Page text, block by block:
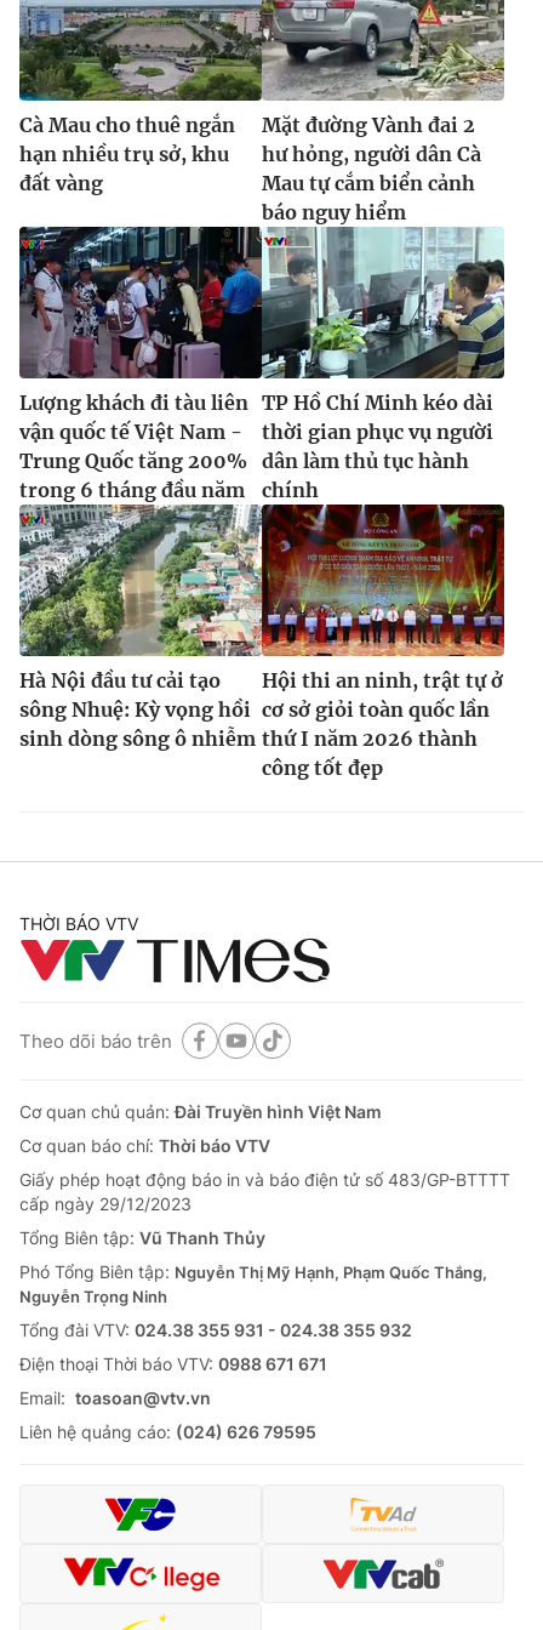
THỜI BÁO VTV
Theo dõi báo trên
Cơ quan chủ quản: Đài Truyền hình Việt Nam
Cơ quan báo chí:Thời báo VTV
Giấy phép hoạt động báo in và báo điện tử số 483/GP-BTTTT
cấp ngày 29/12/2023
Tổng Biên tập:Vũ Thanh Thủy
Phó Tổng Biên tập:Nguyễn Thị Mỹ Hạnh, Phạm Quốc Thắng,
Nguyễn Trọng Ninh
Tổng đài VTV:024.38 355 931 - 024.38 355 932
Ðiện thoại Thời báo VTV:024.66 897 897
Email:toasoan@vtv.vn
Liên hệ quảng cáo:024-7300.7108
® Cấm sao chép dưới mọi hình thức nếu không có sự chấp
Cà Mau cho thuê ngắn
hạn nhiều trụ sở, khu
đất vàng
Mặt đường Vành đai 2
hư hỏng, người dân Cà
Mau tự cắm biển cảnh
báo nguy hiểm
Lượng khách đi tàu liên
vận quốc tế Việt Nam -
Trung Quốc tăng 200%
trong 6 tháng đầu năm
TP Hồ Chí Minh kéo dài
thời gian phục vụ người
dân làm thủ tục hành
chính
Hà Nội đầu tư cải tạo
sông Nhuệ: Kỳ vọng hồi
sinh dòng sông ô nhiễm
Hội thi an ninh, trật tự ở
cơ sở giỏi toàn quốc lần
thứ I năm 2026 thành
công tốt đẹp
THỜI BÁO VTV
Theo dõi báo trên
Cơ quan chủ quản:Đài Truyền hình Việt Nam
Cơ quan báo chí: Thời báo VTV
Giấy phép hoạt động báo in và báo điện tử số 483/GP-BTTTT
cấp ngày 29/12/2023
Tổng Biên tập: Vũ Thanh Thủy
Phó Tổng Biên tập: Nguyễn Thị Mỹ Hạnh, Phạm Quốc Thắng,
Nguyễn Trọng Ninh
Tổng đài VTV: 024.38 355 931 - 024.38 355 932
Ðiện thoại Thời báo VTV: 0988 671 671
Email: toasoan@vtv.vn
Liên hệ quảng cáo: (024) 626 79595